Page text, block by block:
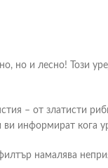
но и лесно! Този
– от златисти
информират кога
намалява